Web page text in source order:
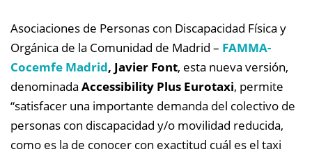
Asociaciones de Personas con Discapacidad Física y
Orgánica de la Comunidad de Madrid – FAMMA-
Cocemfe Madrid, Javier Font, esta nueva versión,
denominada Accessibility Plus Eurotaxi, permite
“satisfacer una importante demanda del colectivo de
personas con discapacidad y/o movilidad reducida,
como es la de conocer con exactitud cuál es el taxi